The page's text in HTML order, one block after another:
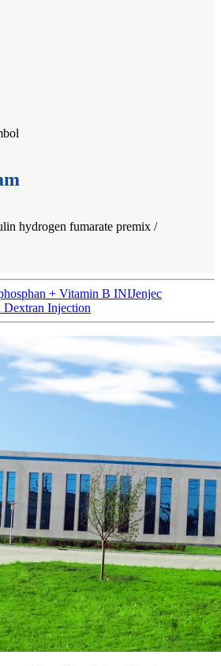
hydrogen fumarate premix /
+ Vitamin B INIJenjec
Dextran Injection